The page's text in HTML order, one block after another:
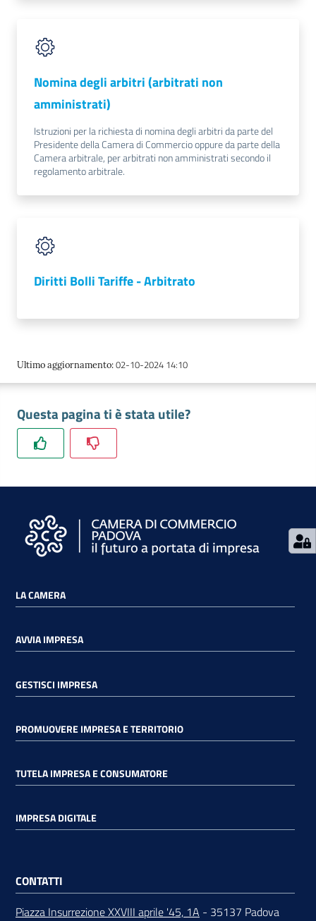
Prenota
zione
on line
Servizi
Contatti
Sala
Seguici
su
Nomina degli arbitri (arbitrati non
amministrati)
Istruzioni per la richiesta di nomina degli arbitri da parte del
Presidente della Camera di Commercio oppure da parte della
Camera arbitrale, per arbitrati non amministrati secondo il
regolamento arbitrale.
Diritti Bolli Tariffe - Arbitrato
Ultimo aggiornamento:02-10-2024 14:10
Questa pagina ti è stata utile?
LA CAMERA
AVVIA IMPRESA
GESTISCI IMPRESA
PROMUOVERE IMPRESA E TERRITORIO
TUTELA IMPRESA E CONSUMATORE
IMPRESA DIGITALE
CONTATTI
Piazza Insurrezione XXVIII aprile '45, 1A - 35137 Padova